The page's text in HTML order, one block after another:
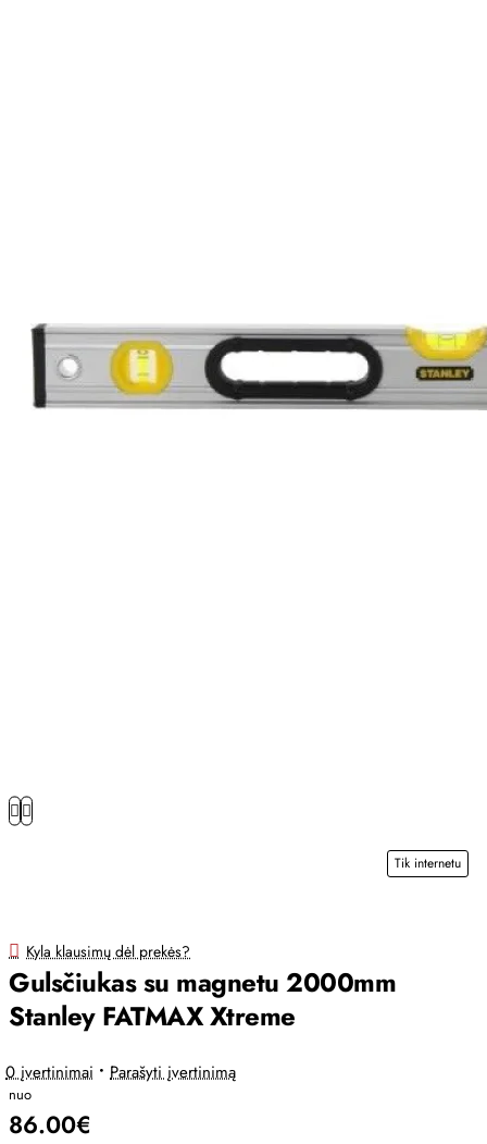
Tik internetu
Kyla klausimų dėl prekės?
Gulsčiukas su magnetu 2000mm
Stanley FATMAX Xtreme
0 įvertinimai • Parašyti įvertinimą
nuo
86.00€